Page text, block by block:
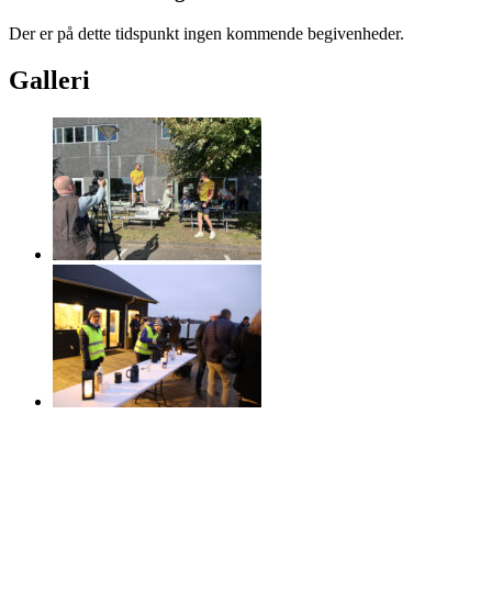
Der er på dette tidspunkt ingen kommende begivenheder.
Galleri